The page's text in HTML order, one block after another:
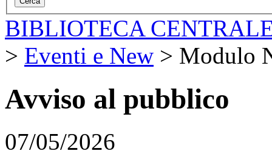
BIBLIOTECA
> Eventi e New > Modulo
Avviso al pubblico
07/05/2026